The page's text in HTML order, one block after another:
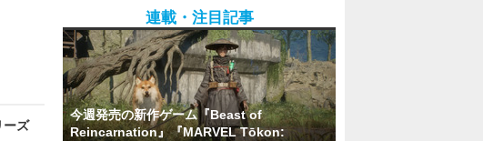
ーズ
連載・注目記事
今週発売の新作ゲーム『Beast of
Reincarnation』『MARVEL Tōkon: